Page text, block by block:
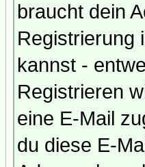
braucht dein
Registrierung
kannst -
Registrieren
eine E-Mail
du diese E-